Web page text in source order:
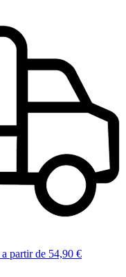
a partir de 54,90 €